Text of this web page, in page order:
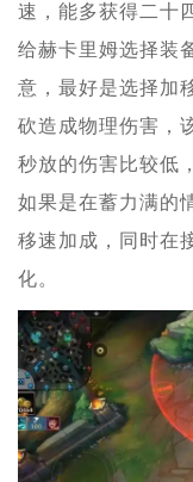
速，能多获得二十
给赫卡里姆选择装
意，最好是选择加
砍造成物理伤害，
秒放的伤害比较低
如果是在蓄力满的
移速加成，同时在
化。